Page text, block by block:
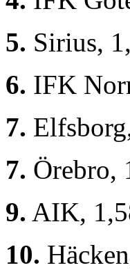
5. Sirius,
6. IFK
7.
7. Örebro,
9. AIK,
10.